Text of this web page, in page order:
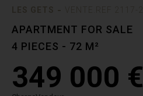
APARTMENT FOR SALE
4 PIECES - 72 M²
349 000 €